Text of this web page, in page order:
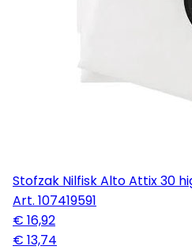
Stofzak Nilfisk Alto Attix 30
Art. 107419591
€ 16,92
€ 13,74